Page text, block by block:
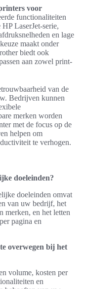
voor
functionaliteiten
LaserJet-serie,
en lage
maakt onder
biedt ook
aan zowel print-
van de
Bedrijven kunnen
merken worden
met de focus op de
helpen om
te verhogen.
doeleinden?
doeleinden omvat
van uw bedrijf, het
merken, en het letten
pagina en
overwegen bij het
volume, kosten per
en